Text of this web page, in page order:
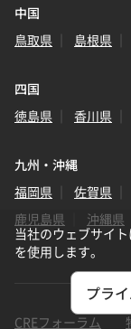
中国
鳥取県
島根県
四国
徳島県
香川県
九州・沖縄
福岡県
佐賀県
鹿児島県
沖縄県
CREフォーラム
当社のウェブサイ
を使用します。
プラ